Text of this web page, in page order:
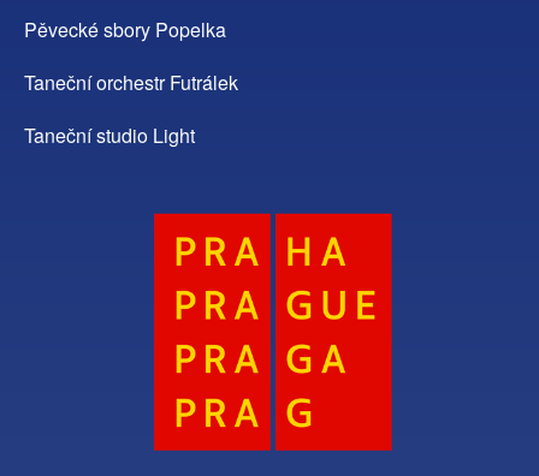
Pěvecké sbory Popelka
Taneční orchestr Futrálek
Taneční studio Light